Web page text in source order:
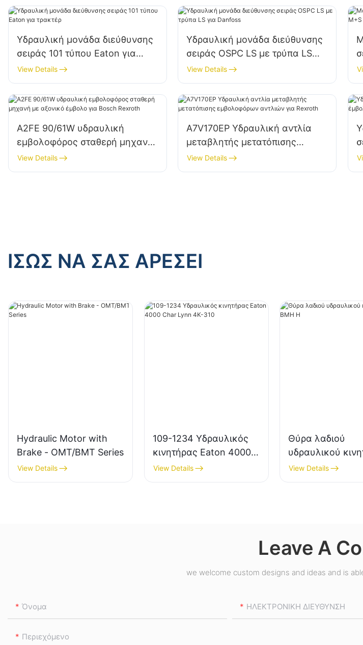
Υδραυλική μονάδα διεύθυνσης
σειράς 101 τύπου Eaton για
τρακτέρ
View Details
Υδραυλική μονάδα διεύθυνσης
σειράς OSPC LS με τρύπα LS
για Danfoss
View Details
A2FE 90/61W υδραυλική
εμβολοφόρος σταθερή μηχανή
με αξονικό έμβολο για Bosch
Rexroth
View Details
A7V170EP Υδραυλική αντλία
μεταβλητής μετατόπισης
εμβολοφόρων αντλιών για
Rexroth
View Details
ΊΣΩΣ ΝΑ ΣΑΣ ΑΡΈΣΕΙ
Hydraulic Motor with
Brake - OMT/BMT Series
View Details
109-1234 Υδραυλικός
κινητήρας Eaton 4000
Char Lynn 4K-310
View Details
Θύρα λαδιού
υδραυλικού
BMH H
View Details
Leave A
we welcome custom designs and ideas and is
Όνομα ΗΛΕΚΤΡΟΝΙΚΗ ΔΙΕΥΘΥΝΣΗ
Περιεχόμενο